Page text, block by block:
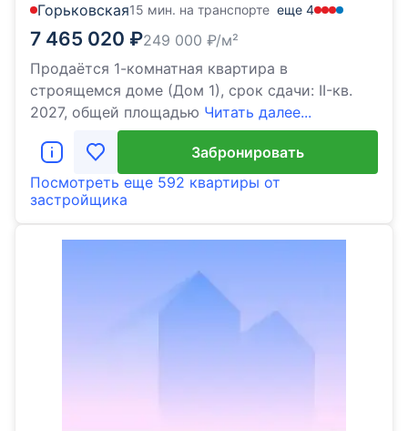
Горьковская15 мин. на транспорте еще 4
7 465 020 ₽249 000 ₽/м²
Продаётся 1-комнатная квартира в
строящемся доме (Дом 1), срок сдачи: II-кв.
2027, общей площадью Читать далее...
Забронировать
Посмотреть еще 592 квартиры от
застройщика